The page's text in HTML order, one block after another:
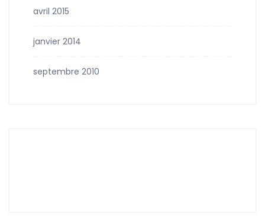
avril 2015
janvier 2014
septembre 2010